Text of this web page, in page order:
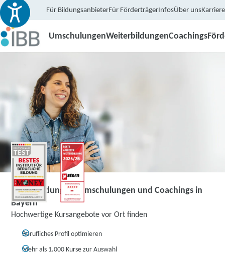
Für BildungsanbieterFür FörderträgerInfosÜber unsKarriere
UmschulungenWeiterbildungenCoachings
Weiterbildungen, Umschulungen und Coachings in
Bayern
Hochwertige Kursangebote vor Ort finden
Berufliches Profil optimieren
Mehr als 1.000 Kurse zur Auswahl